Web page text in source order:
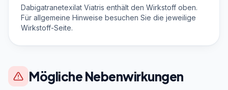
Dabigatranetexilat Viatris enthält den Wirkstoff oben.
Für allgemeine Hinweise besuchen Sie die jeweilige
Wirkstoff-Seite.
Mögliche Nebenwirkungen